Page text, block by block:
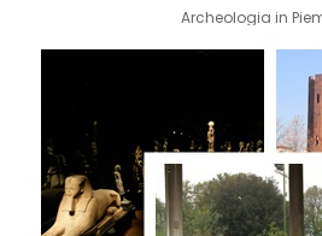
Archeologia in